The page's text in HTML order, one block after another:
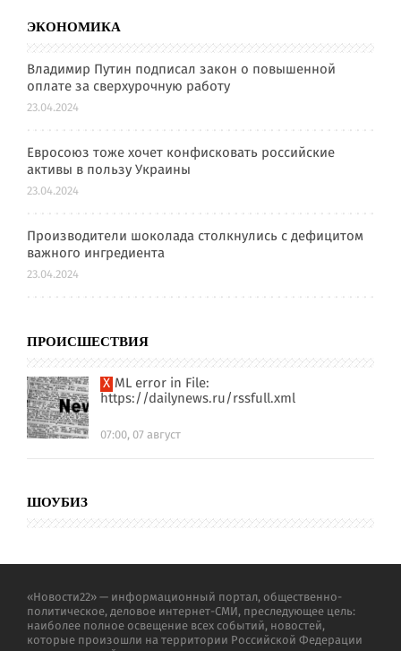
ЭКОНОМИКА
Владимир Путин подписал закон о повышенной
оплате за сверхурочную работу
23.04.2024
Евросоюз тоже хочет конфисковать российские
активы в пользу Украины
23.04.2024
Производители шоколада столкнулись с дефицитом
важного ингредиента
23.04.2024
ПРОИСШЕСТВИЯ
XML error in File:
https://dailynews.ru/rssfull.xml
07:00, 07 август
ШОУБИЗ
«Новости22» — информационный портал, общественно-
политическое, деловое интернет-СМИ, преследующее цель:
наиболее полное освещение всех событий, новостей,
которые произошли на территории Российской Федерации